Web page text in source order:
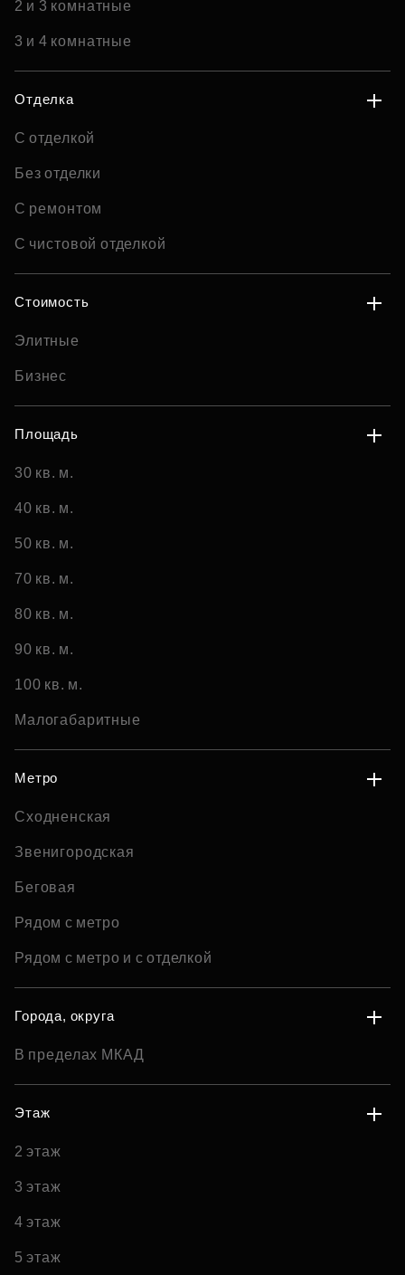
2 и 3 комнатные
3 и 4 комнатные
Отделка
С отделкой
Без отделки
С ремонтом
С чистовой отделкой
Стоимость
Элитные
Бизнес
Площадь
30 кв. м.
40 кв. м.
50 кв. м.
70 кв. м.
80 кв. м.
90 кв. м.
100 кв. м.
Малогабаритные
Метро
Сходненская
Звенигородская
Беговая
Рядом с метро
Рядом с метро и с отделкой
Города, округа
В пределах МКАД
Этаж
2 этаж
3 этаж
4 этаж
5 этаж